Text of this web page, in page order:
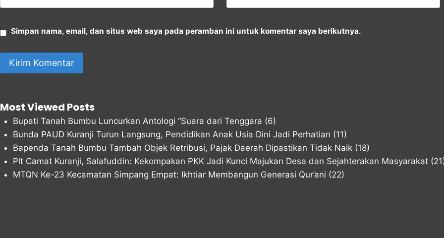
Simpan nama, email, dan situs web saya pada peramban ini untuk komentar saya berikutnya.
Most Viewed Posts
Bupati Tanah Bumbu Luncurkan Antologi “Suara dari Tenggara (6)
Bunda PAUD Kuranji Turun Langsung, Pendidikan Anak Usia Dini Jadi Perhatian (11)
Bapenda Tanah Bumbu Tambah Objek Retribusi, Pajak Daerah Dipastikan Tidak Naik (18)
Plt Camat Kuranji, Salafuddin: Kekompakan PKK Jadi Kunci Majukan Desa dan Sejahterakan Masyarakat
MTQN Ke-23 Kecamatan Simpang Empat: Ikhtiar Membangun Generasi Qur’ani (22)